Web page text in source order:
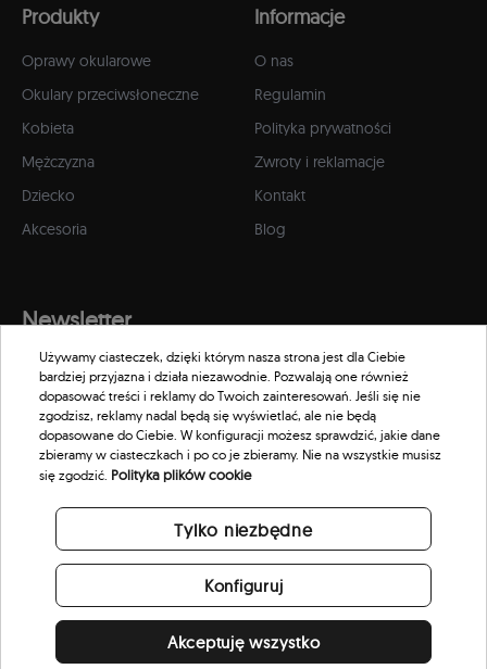
Produkty
Oprawy okularowe
Okulary przeciwsłoneczne
Kobieta
Mężczyzna
Dziecko
Akcesoria
Informacje
O nas
Regulamin
Polityka prywatności
Zwroty i reklamacje
Kontakt
Blog
Newsletter
Zapisz się do naszego newslettera, aby otrzymywać informacje o
promocjach i nowościach w naszym sklepie.
© 2026 Scorpion Eyewear. All rights reserved
Używamy ciasteczek, dzięki którym nasza strona jest dla Ciebie
bardziej przyjazna i działa niezawodnie. Pozwalają one również
dopasować treści i reklamy do Twoich zainteresowań. Jeśli się nie
zgodzisz, reklamy nadal będą się wyświetlać, ale nie będą
dopasowane do Ciebie. W konfiguracji możesz sprawdzić, jakie dane
zbieramy w ciasteczkach i po co je zbieramy. Nie na wszystkie musisz
się zgodzić. Polityka plików cookie
Tylko niezbędne
Konfiguruj
Akceptuję wszystko